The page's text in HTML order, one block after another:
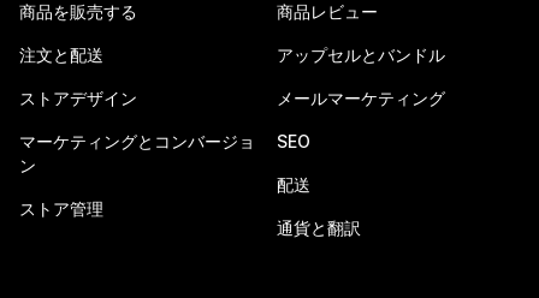
商品を販売する
注文と配送
ストアデザイン
マーケティングとコンバージョ
ン
ストア管理
商品レビュー
アップセルとバンドル
メールマーケティング
SEO
配送
通貨と翻訳